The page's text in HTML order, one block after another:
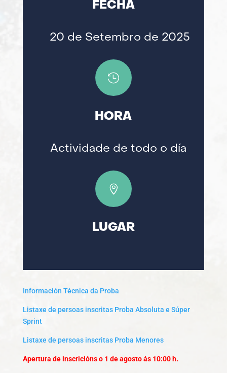
FECHA
20 de Setembro de 2025

HORA
Actividade de todo o día

LUGAR
Información Técnica da Proba
Listaxe de persoas inscritas Proba Absoluta e Súper
Sprint
Listaxe de persoas inscritas Proba Menores
Apertura de inscricións o 1 de agosto ás 10:00 h.